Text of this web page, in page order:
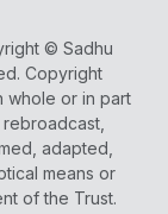
© Sadhu
Copyright
whole or in part
adapted,
means or
of the Trust.